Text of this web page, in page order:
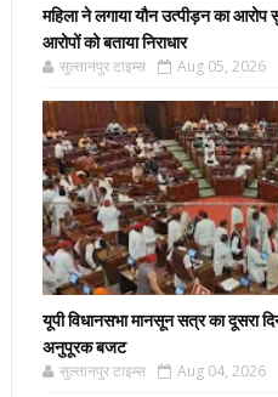
महिला ने लगाया यौन उत्पीड़न का आरोप
आरोपों को बताया निराधार
सुल्तानपुर टाइम्स Aug 05, 2026
यूपी विधानसभा मानसून सत्र का दूसरा
अनुपूरक बजट
सुल्तानपुर टाइम्स Aug 04, 2026